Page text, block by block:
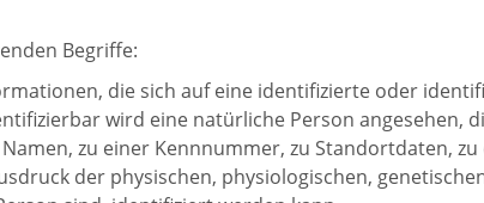
Begriffe:
die sich auf eine identifizierte oder
wird eine natürliche Person angesehen,
zu einer Kennnummer, zu Standortdaten, zu
der physischen, physiologischen,